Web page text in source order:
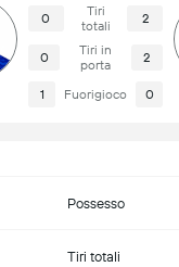
0
Tiri
totali
2
0
Tiri in
porta
2
1 Fuorigioco 0
Possesso
Tiri totali